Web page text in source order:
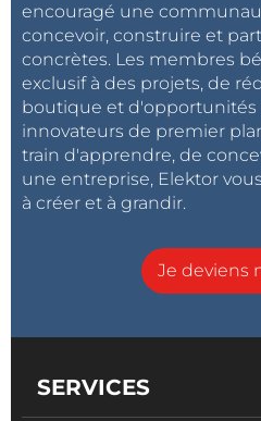
encouragé une
concevoir, construire et
concrètes. Les membres
exclusif à des projets, de
boutique et d'opportunités
innovateurs de premier
train d'apprendre, de
une entreprise, Elektor
à créer et à grandir.
Je deviens
SERVICES